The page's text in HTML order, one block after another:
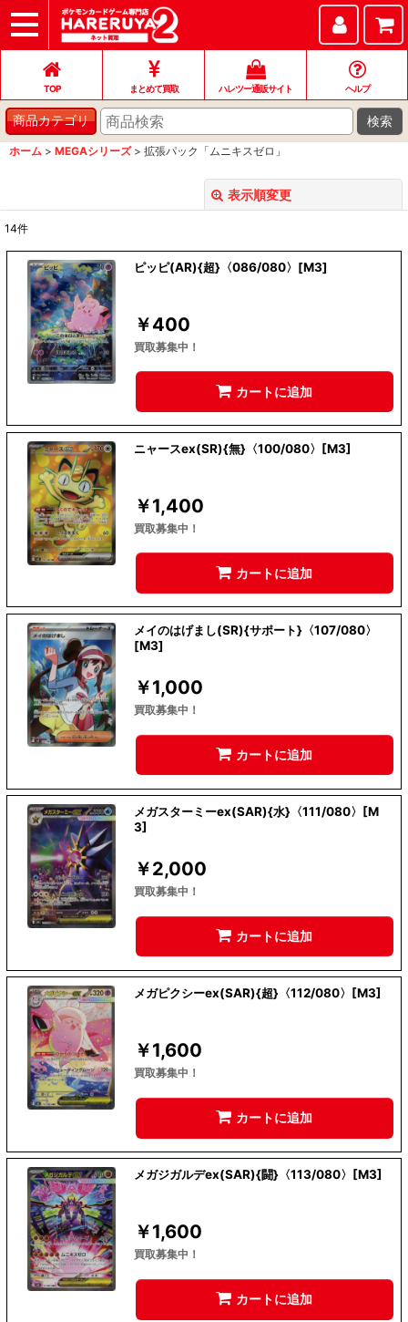
TOP
まとめて買取
ハレツー通販サイト
ヘルプ
お問い合わせ
TOP まとめて買取 ハレツー通販サイト ヘルプ
商品カテゴリ 検索
ホーム > MEGAシリーズ > 拡張パック「ムニキスゼロ」
表示順変更
並び順:
絞り込む
14件
ピッピ(AR){超}〈086/080〉[M3]
￥400
買取募集中！
カートに追加
ニャースex(SR){無}〈100/080〉[M3]
￥1,400
買取募集中！
カートに追加
メイのはげまし(SR){サポート}〈107/080〉
[M3]
￥1,000
買取募集中！
カートに追加
メガスターミーex(SAR){水}〈111/080〉[M
3]
￥2,000
買取募集中！
カートに追加
メガピクシーex(SAR){超}〈112/080〉[M3]
￥1,600
買取募集中！
カートに追加
メガジガルデex(SAR){闘}〈113/080〉[M3]
￥1,600
買取募集中！
カートに追加